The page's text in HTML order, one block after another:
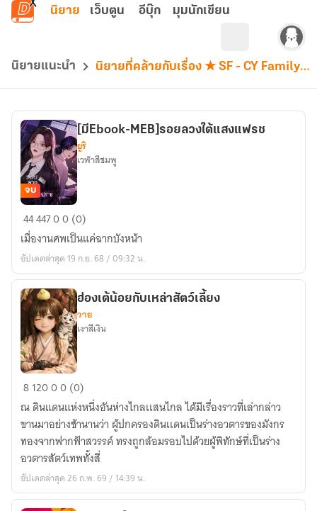
ข้ามไปยังเนื้อหาหลัก
นิยาย เว็บตูน อีบุ๊ก มุมนักเขียน
นิยายแนะนำ นิยายที่คล้ายกับเรื่อง ★ SF - CY Family {chanbaek} 。
[มีEbook-
MEB]รอย
ลวง
ใต้
แสง
แฟรช
จบ
[มีEbook-MEB]รอยลวงใต้แสงแฟรช
ยูริ
เวฬาสีชมพู
4444700 (0)
เมื่องานศพเป็นแค่ฉากบังหน้า
อัปเดตล่าสุด 19 ก.ย. 68 / 09:32 น.
ฮ่องเต้
น้อย
กับ
เหล่า
สัตว์
เลี้ยง
ฮ่องเต้น้อยกับเหล่าสัตว์เลี้ยง
วาย
เงาสีเงิน
812000 (0)
ณ ดินแดนแห่งหนึ่งอันห่างไกลเเสนไกล ได้มีเรื่องราวที่เล่ากล่าว
ขานมาอย่างช้านานว่า ผู้ปกครองดินเเดนเป็นร่างอวตารของมังกร
ทองจากฟากฟ้าสวรรค์ ทรงถูกล้อมรอบไปด้วยผู้พิทักษ์ที่เป็นร่าง
อวตารสัตว์เทพทั้งสี่
อัปเดตล่าสุด 26 ก.พ. 69 / 14:39 น.